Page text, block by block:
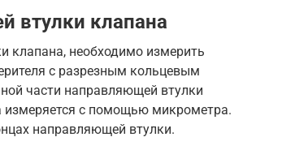
втулки клапана
клапана, необходимо измерить
с разрезным кольцевым
части направляющей втулки
измеряется с помощью микрометра.
направляющей втулки.